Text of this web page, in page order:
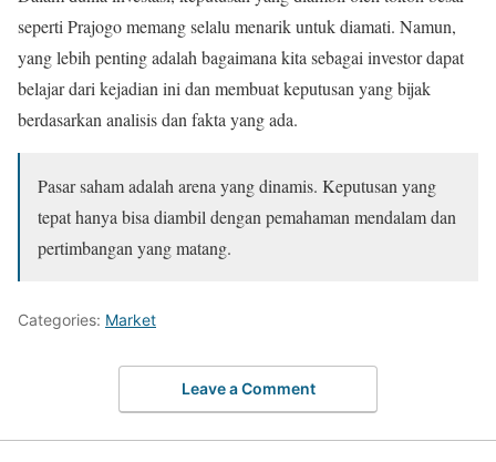
seperti Prajogo memang selalu menarik untuk diamati. Namun,
yang lebih penting adalah bagaimana kita sebagai investor dapat
belajar dari kejadian ini dan membuat keputusan yang bijak
berdasarkan analisis dan fakta yang ada.
Pasar saham adalah arena yang dinamis. Keputusan yang
tepat hanya bisa diambil dengan pemahaman mendalam dan
pertimbangan yang matang.
Categories: Market
Leave a Comment